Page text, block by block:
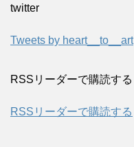
twitter
Tweets by heart__to__art
RSSリーダーで購読する
RSSリーダーで購読する